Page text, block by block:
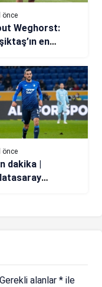
önce
Weghorst:
en
biri
istiyorum
önce
dakika |
Gerekli alanlar * ile